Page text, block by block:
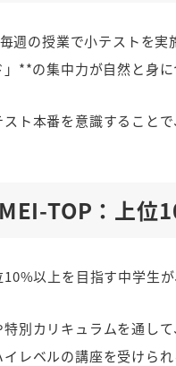
週の授業で小テストを
**の集中力が自然と身に
ト本番を意識すること
TOP：上位
以上を目指す中学生
別カリキュラムを通し
イレベルの講座を受けら